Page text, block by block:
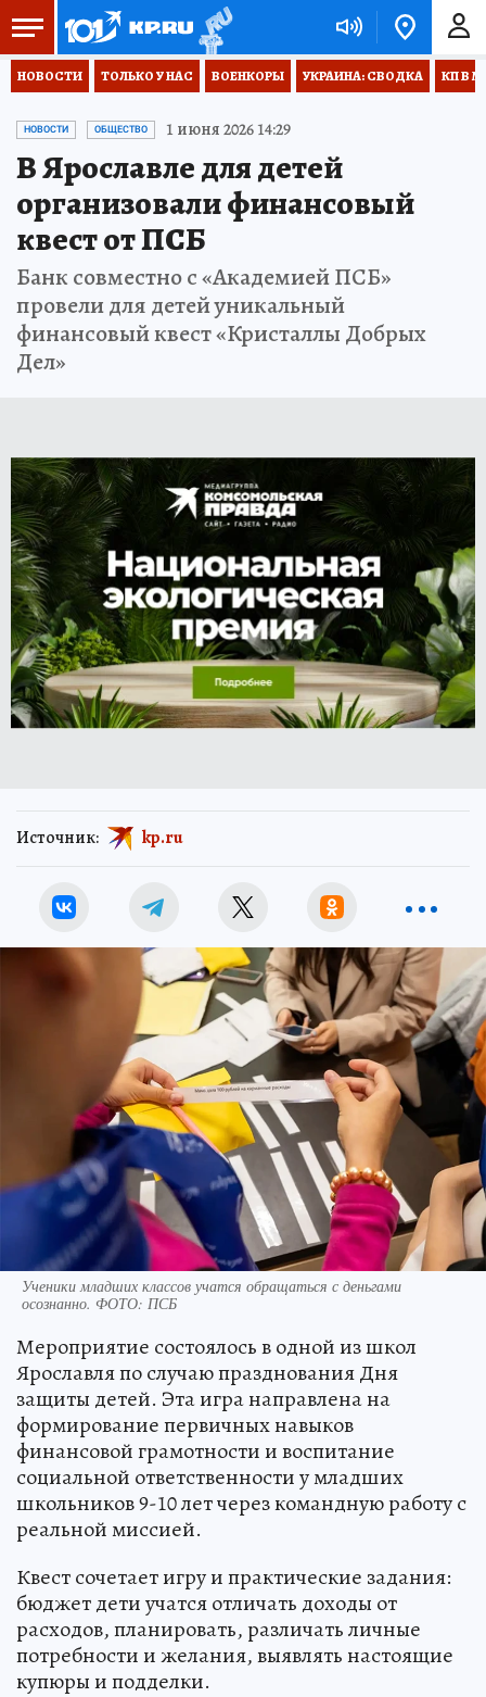
НОВОСТИ ТОЛЬКО У НАС ВОЕНКОРЫ УКРАИНА: СВОДКА КП В
НОВОСТИ ОБЩЕСТВО 1 июня 2026 14:29
В Ярославле для детей
организовали финансовый
квест от ПСБ
Банк совместно с «Академией ПСБ»
провели для детей уникальный
финансовый квест «Кристаллы Добрых
Дел»
Источник: kp.ru
Ученики младших классов учатся обращаться с деньгами
осознанно. ФОТО: ПСБ
Мероприятие состоялось в одной из школ
Ярославля по случаю празднования Дня
защиты детей. Эта игра направлена на
формирование первичных навыков
финансовой грамотности и воспитание
социальной ответственности у младших
школьников 9-10 лет через командную работу с
реальной миссией.
Квест сочетает игру и практические задания:
бюджет дети учатся отличать доходы от
расходов, планировать, различать личные
потребности и желания, выявлять настоящие
купюры и подделки.